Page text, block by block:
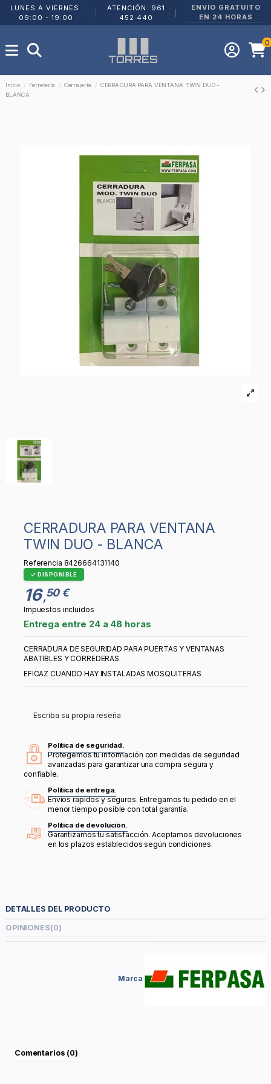
LUNES A VIERNES:
09:00 - 19:00
ATENCIÓN: 961
452 440
ENVÍO GRATUITO
EN 24 HORAS
0
Inicio Ferretería Cerrajería
CERRADURA PARA VENTANA TWIN DUO -
BLANCA
CERRADURA PARA VENTANA
TWIN DUO - BLANCA
Referencia 8426664131140
DISPONIBLE
16 ,50 €
Impuestos incluidos
Entrega entre 24 a 48 horas
CERRADURA DE SEGURIDAD PARA PUERTAS Y VENTANAS
ABATIBLES Y CORREDERAS
EFICAZ CUANDO HAY INSTALADAS MOSQUITERAS
Escriba su propia reseña
Política de seguridad.
Protegemos tu información con medidas de seguridad
avanzadas para garantizar una compra segura y
confiable.
Política de entrega.
Envíos rápidos y seguros. Entregamos tu pedido en el
menor tiempo posible con total garantía.
Política de devolución.
Garantizamos tu satisfacción. Aceptamos devoluciones
en los plazos establecidos según condiciones.
DETALLES DEL PRODUCTO
OPINIONES(0)
Marca
Comentarios (0)